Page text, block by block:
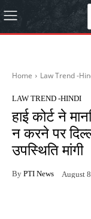
Home Law Trend -
LAW TREND -HINDI
हाई कोर्ट ने
न करने पर
उपस्थिति मांगी
By PTI News August